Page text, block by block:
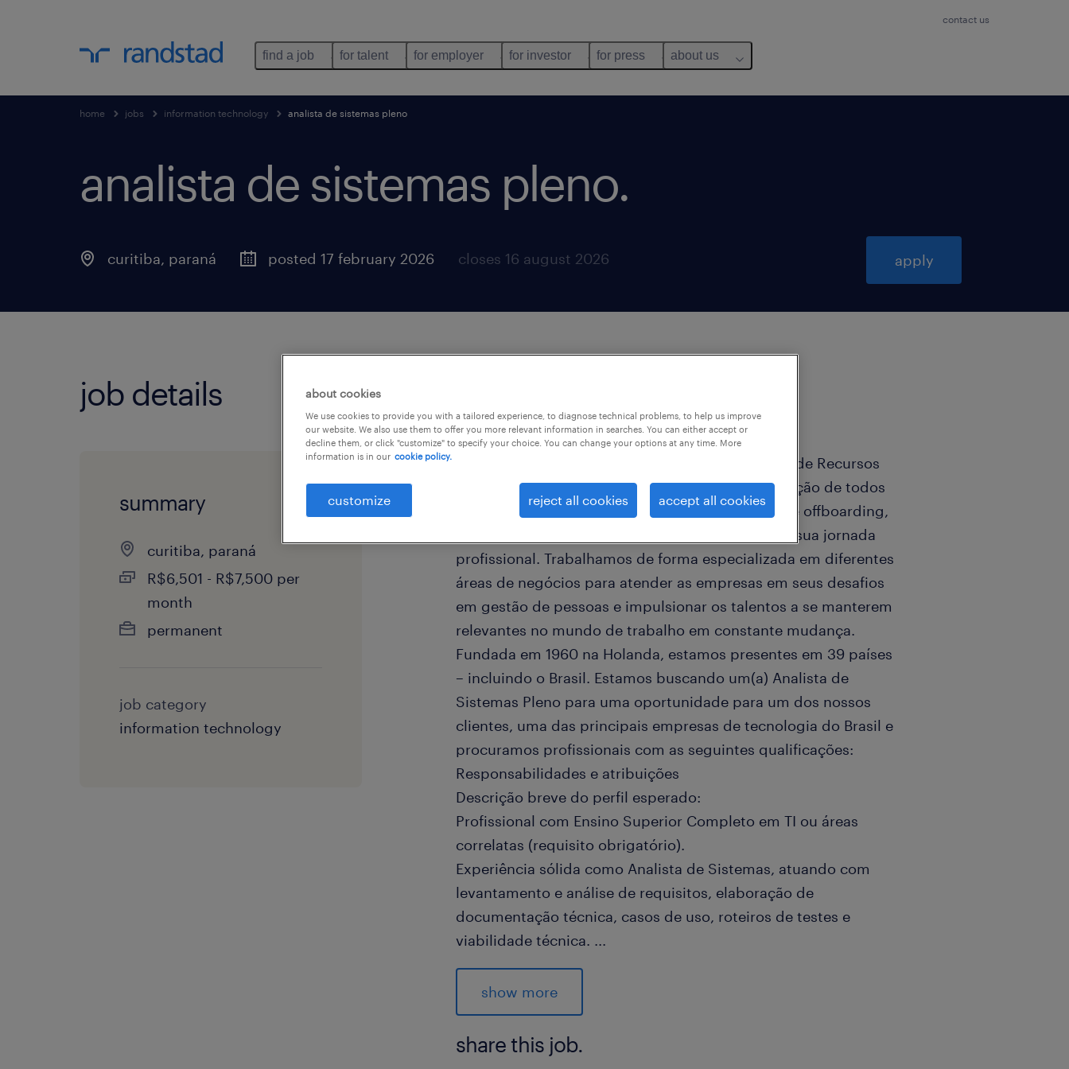
contact us
find a job for talent for employer for investor for press about us
home jobs information technology analista de sistemas pleno
analista de sistemas pleno.
curitiba, paraná posted 17 february 2026 closes 16 august 2026 apply
job details
summary
curitiba, paraná
R$6,501 - R$7,500 per
month
permanent
job category
information technology
Olá, somos a Randstad, líder global em soluções de Recursos
Humanos, que vão desde o recrutamento e a seleção de todos
os níveis e formatos de trabalho até onboarding e offboarding,
atuando como um parceiro do talento em toda a sua jornada
profissional. Trabalhamos de forma especializada em diferentes
áreas de negócios para atender as empresas em seus desafios
em gestão de pessoas e impulsionar os talentos a se manterem
relevantes no mundo de trabalho em constante mudança.
Fundada em 1960 na Holanda, estamos presentes em 39 países
– incluindo o Brasil. Estamos buscando um(a) Analista de
Sistemas Pleno para uma oportunidade para um dos nossos
clientes, uma das principais empresas de tecnologia do Brasil e
procuramos profissionais com as seguintes qualificações:
Responsabilidades e atribuições
Descrição breve do perfil esperado:
Profissional com Ensino Superior Completo em TI ou áreas
correlatas (requisito obrigatório).
Experiência sólida como Analista de Sistemas, atuando com
levantamento e análise de requisitos, elaboração de
documentação técnica, casos de uso, roteiros de testes e
viabilidade técnica. ...
É fundamental ter conhecimento técnico em SQL (consulta,
junção, filtros, agregações). Diferenciais: Conhecimento em C#
(Asp.Net) e PHP (Laravel).
Outros pontos relevantes discutidos:
Contexto da vaga: O time de TI possui alto volume de
show more
share this job.
about cookies
We use cookies to provide you with a tailored experience, to diagnose technical problems, to help us improve
our website. We also use them to offer you more relevant information in searches. You can either accept or
decline them, or click "customize" to specify your choice. You can change your options at any time. More
information is in our cookie policy.
customize reject all cookies accept all cookies